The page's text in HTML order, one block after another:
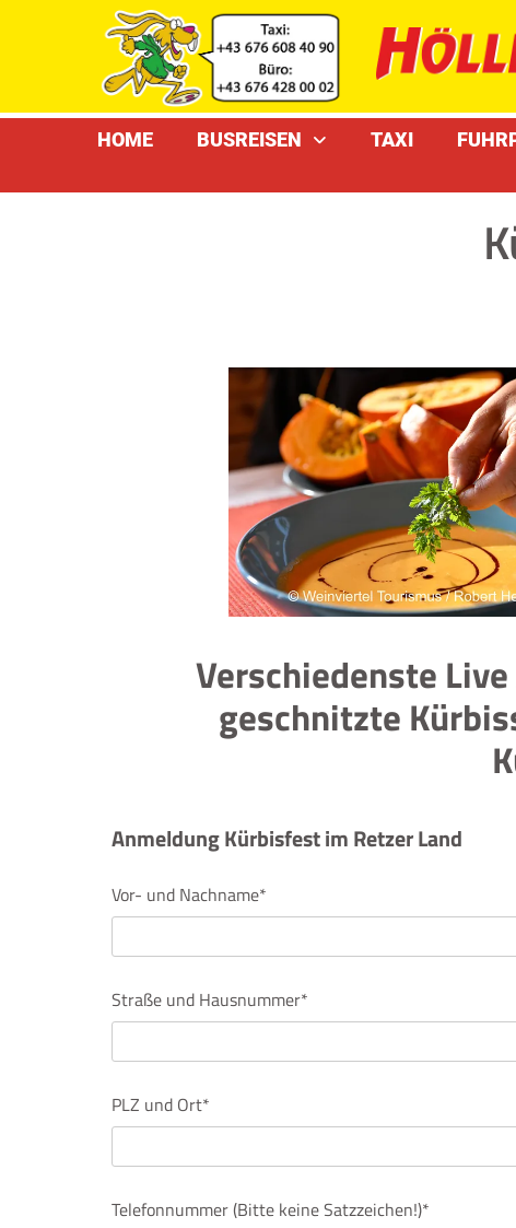
HOME BUSREISEN TAXI
Verschiedenste
geschnitzte
Anmeldung Kürbisfest im Retzer Land
Vor- und Nachname*
Straße und Hausnummer*
PLZ und Ort*
Telefonnummer (Bitte keine Satzzeichen!)*